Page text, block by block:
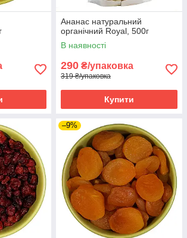
Ананас натуральний
органічний Royal, 500г
В наявності
290 ₴/упаковка
319 ₴/упаковка
Купити
–9%